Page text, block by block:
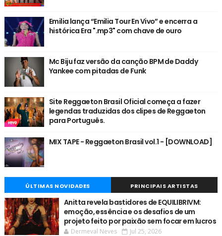
Emilia lança “Emilia Tour En Vivo” e encerra a
histórica Era ".mp3" com chave de ouro
Mc Biju faz versão da canção BPM de Daddy
Yankee com pitadas de Funk
Site Reggaeton Brasil Oficial começa a fazer
legendas traduzidas dos clipes de Reggaeton
para Português.
MIX TAPE - Reggaeton Brasil vol.1 - [DOWNLOAD]
ÚLTIMAS NOVIDADES PRINCIPAIS ARTISTAS
Anitta revela bastidores de EQUILIBRIVM:
emoção, essência e os desafios de um
projeto feito por paixão sem focar em lucros
Dermeval Neves Jul 25, 2026